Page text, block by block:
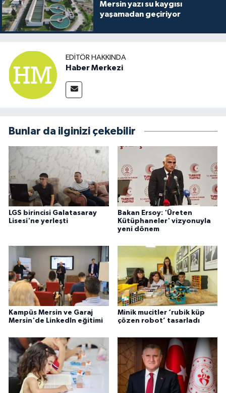
Mersin yazı su kaygısı
yaşamadan geçiriyor
EDITÖR HAKKINDA
Haber Merkezi
Bunlar da ilginizi çekebilir
LGS birincisi Galatasaray
Lisesi'ne yerleşti
Bakan Ersoy: 'Üreten
Kütüphaneler' vizyonuyla
yeni dönem
Kampüs Mersin ve Garaj
Mersin'de LinkedIn eğitimi
Minik mucitler ‘rubik küp
çözen robot’ tasarladı